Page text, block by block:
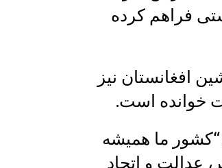
فراهم کرده
افغانستان نیز
خوانده است.
ما همیشه
عدالت و اتحاد